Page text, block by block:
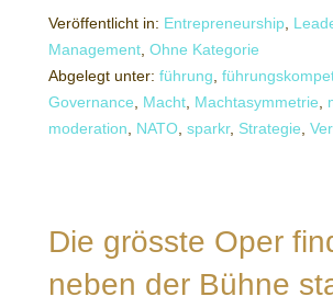
Veröffentlicht in: Entrepreneurship
Management Ohne Kategorie
Abgelegt unter: führung
Governance
Macht Machtasymmetrie
moderation
NATO sparkr, Strategie
Die grösste Oper
neben der Bühne